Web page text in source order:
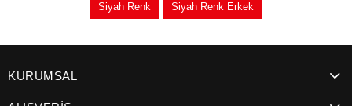
Siyah Renk Siyah Renk Erkek
KURUMSAL